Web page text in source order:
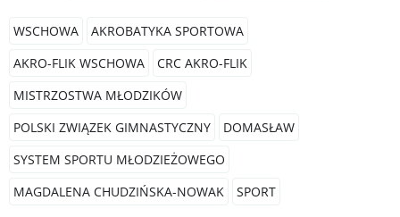
WSCHOWA
AKROBATYKA SPORTOWA
AKRO-FLIK WSCHOWA
CRC AKRO-FLIK
MISTRZOSTWA MŁODZIKÓW
POLSKI ZWIĄZEK GIMNASTYCZNY
DOMASŁAW
SYSTEM SPORTU MŁODZIEŻOWEGO
MAGDALENA CHUDZIŃSKA-NOWAK
SPORT